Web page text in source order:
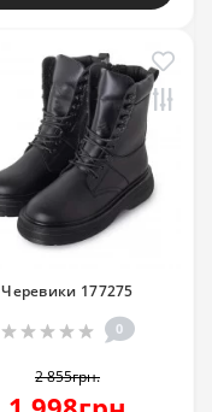
Черевики 177275
0
2 855грн.